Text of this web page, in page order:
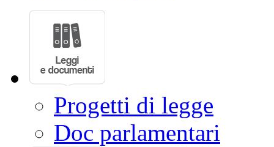
Progetti di legge
Doc parlamentari